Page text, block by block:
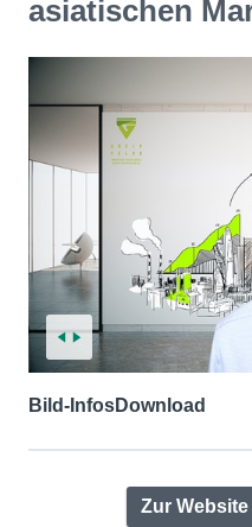
asiatischen
Bild-InfosDownload
Zur